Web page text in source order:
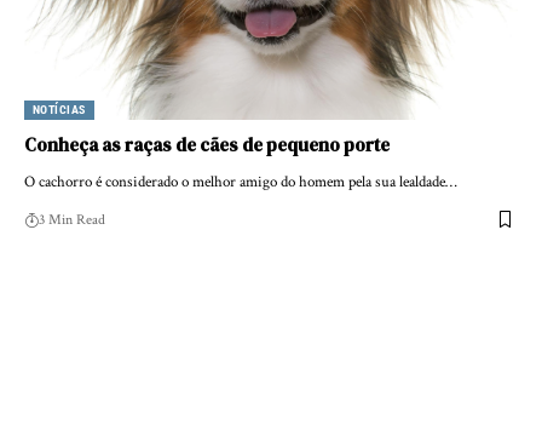
NOTÍCIAS
Conheça as raças de cães de pequeno porte
O cachorro é considerado o melhor amigo do homem pela sua lealdade…
3 Min Read